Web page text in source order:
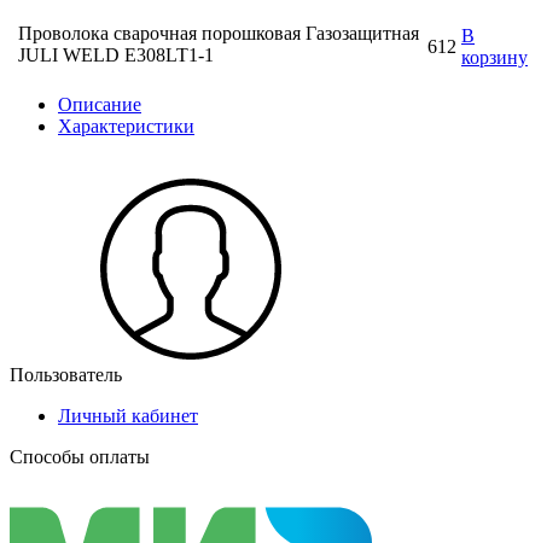
Проволока сварочная порошковая Газозащитная
JULI WELD E308LT1-1
612
В
корзину
Описание
Характеристики
Пользователь
Личный кабинет
Способы оплаты